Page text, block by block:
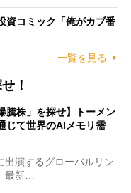
コミック「俺がカブ番
一覧を見る
！
騰株」を探せ】トーメン
じて世界のAIメモリ需
演するグローバルリン
最新…